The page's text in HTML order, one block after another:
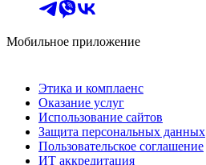
Мобильное приложение
Этика и комплаенс
Оказание услуг
Использование сайтов
Защита персональных данных
Пользовательское соглашение
ИТ аккредитация